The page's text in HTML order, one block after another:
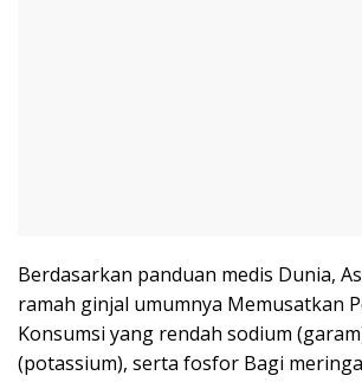
Berdasarkan panduan medis Dunia,
ramah ginjal umumnya Memusatkan
Konsumsi yang rendah sodium
(potassium), serta fosfor Bagi